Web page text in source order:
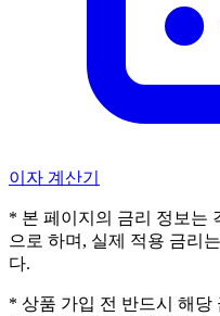
이자 계산기
* 본 페이지의 금리 정보는
으로 하며, 실제 적용 금리
다.
* 상품 가입 전 반드시 해당